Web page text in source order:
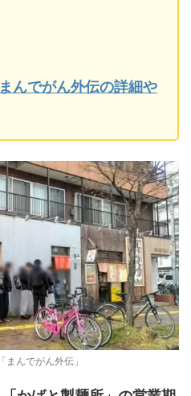
んでがん外伝の詳細や
まんでがん外伝」